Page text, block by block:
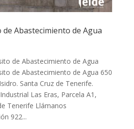
Abastecimiento de Agua
de Abastecimiento de Agua
de Abastecimiento de Agua 650
Santa Cruz de Tenerife.
Las Eras, Parcela A1,
Tenerife Llámanos
922...